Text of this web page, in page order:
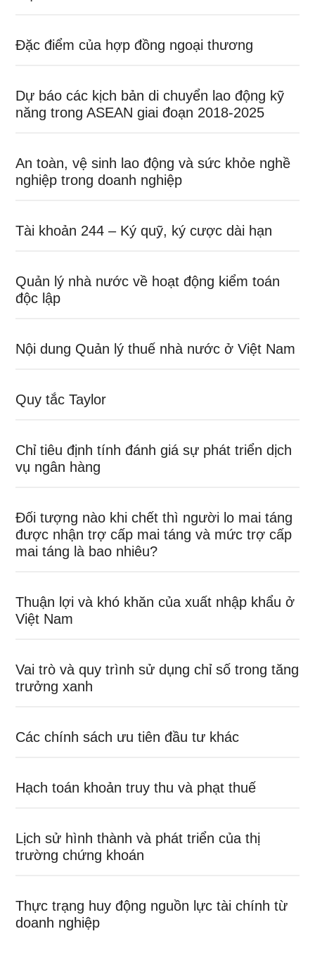
Đặc điểm của hợp đồng ngoại thương
Dự báo các kịch bản di chuyển lao động kỹ
năng trong ASEAN giai đoạn 2018-2025
An toàn, vệ sinh lao động và sức khỏe nghề
nghiệp trong doanh nghiệp
Tài khoản 244 – Ký quỹ, ký cược dài hạn
Quản lý nhà nước về hoạt động kiểm toán
độc lập
Nội dung Quản lý thuế nhà nước ở Việt Nam
Quy tắc Taylor
Chỉ tiêu định tính đánh giá sự phát triển dịch
vụ ngân hàng
Đối tượng nào khi chết thì người lo mai táng
được nhận trợ cấp mai táng và mức trợ cấp
mai táng là bao nhiêu?
Thuận lợi và khó khăn của xuất nhập khẩu ở
Việt Nam
Vai trò và quy trình sử dụng chỉ số trong tăng
trưởng xanh
Các chính sách ưu tiên đầu tư khác
Hạch toán khoản truy thu và phạt thuế
Lịch sử hình thành và phát triển của thị
trường chứng khoán
Thực trạng huy động nguồn lực tài chính từ
doanh nghiệp